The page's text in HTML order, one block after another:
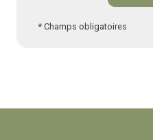
* Champs obligatoires